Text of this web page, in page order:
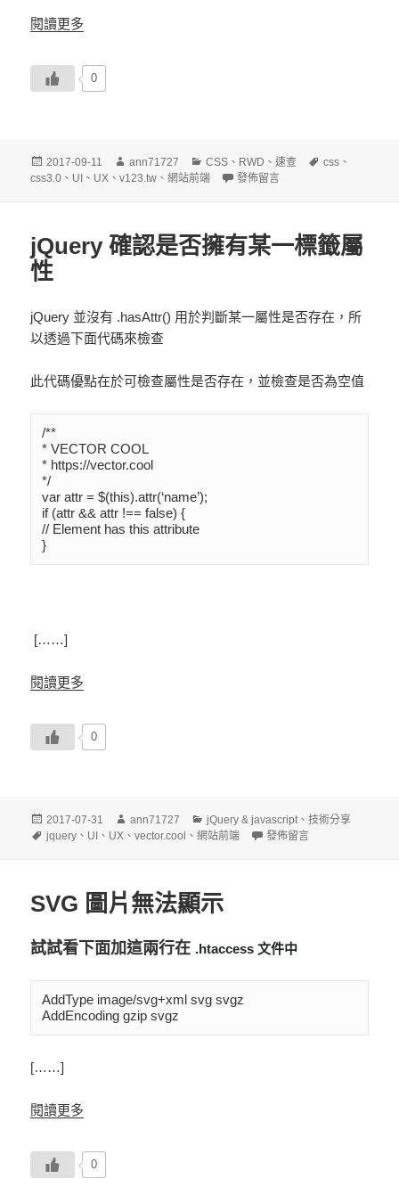
閱讀更多
0
發
佈
2017-09-11
作
者
ann71727
分
類
CSS 、 RWD 、速查
標
css 、
css3.0 、 UI 、 UX 、v123.tw 、網站前端 在〈CSS RWD 響應式斷點
發佈留言
jQuery 確認是否擁有某一標籤屬
性
jQuery 並沒有 .hasAttr() 用於判斷某一屬性是否存在，所
以透過下面代碼來檢查
此代碼優點在於可檢查屬性是否存在，並檢查是否為空值
/**
* VECTOR COOL
* https://vector.cool
*/
var attr = $(this).attr(‘name’);
if (attr && attr !== false) {
// Element has this attribute
}
[……]
閱讀更多
0
發
佈
2017-07-31
作
者
ann71727
分
類
jQuery & javascript、技術分享
標
jquery 、 UI 、 UX 、vector.cool 、網站前端 在〈jQuery 確認是否擁有
發佈留言
SVG 圖片無法顯示
試試看下面加這兩行在 .htaccess 文件中
AddType image/svg+xml svg svgz
AddEncoding gzip svgz
[……]
閱讀更多
0